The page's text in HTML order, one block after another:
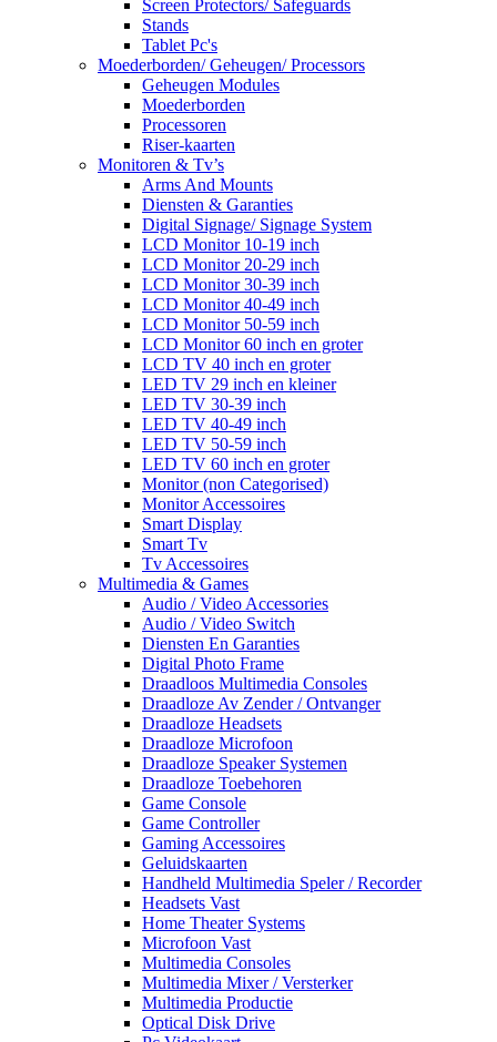
Screen Protectors/ Safeguards
Stands
Tablet Pc's
Moederborden/ Geheugen/ Processors
Geheugen Modules
Moederborden
Processoren
Riser-kaarten
Monitoren & Tv’s
Arms And Mounts
Diensten & Garanties
Digital Signage/ Signage System
LCD Monitor 10-19 inch
LCD Monitor 20-29 inch
LCD Monitor 30-39 inch
LCD Monitor 40-49 inch
LCD Monitor 50-59 inch
LCD Monitor 60 inch en groter
LCD TV 40 inch en groter
LED TV 29 inch en kleiner
LED TV 30-39 inch
LED TV 40-49 inch
LED TV 50-59 inch
LED TV 60 inch en groter
Monitor (non Categorised)
Monitor Accessoires
Smart Display
Smart Tv
Tv Accessoires
Multimedia & Games
Audio / Video Accessories
Audio / Video Switch
Diensten En Garanties
Digital Photo Frame
Draadloos Multimedia Consoles
Draadloze Av Zender / Ontvanger
Draadloze Headsets
Draadloze Microfoon
Draadloze Speaker Systemen
Draadloze Toebehoren
Game Console
Game Controller
Gaming Accessoires
Geluidskaarten
Handheld Multimedia Speler / Recorder
Headsets Vast
Home Theater Systems
Microfoon Vast
Multimedia Consoles
Multimedia Mixer / Versterker
Multimedia Productie
Optical Disk Drive